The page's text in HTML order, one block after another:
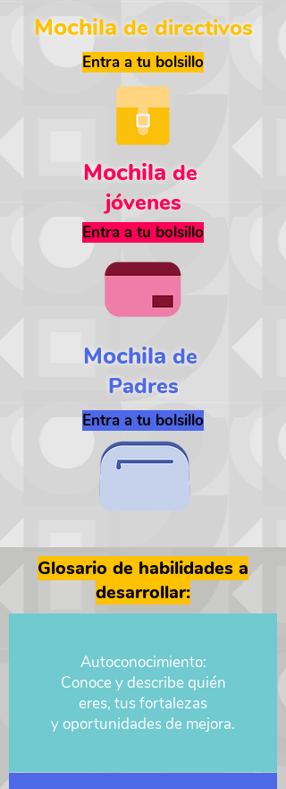
Mochila de directivos
Entra a tu bolsillo
Mochila de
jóvenes
Entra a tu bolsillo
Mochila de
Padres
Entra a tu bolsillo
Glosario de habilidades a
desarrollar:
Autoconocimiento:
Conoce y describe quién
eres, tus fortalezas
y oportunidades de mejora.